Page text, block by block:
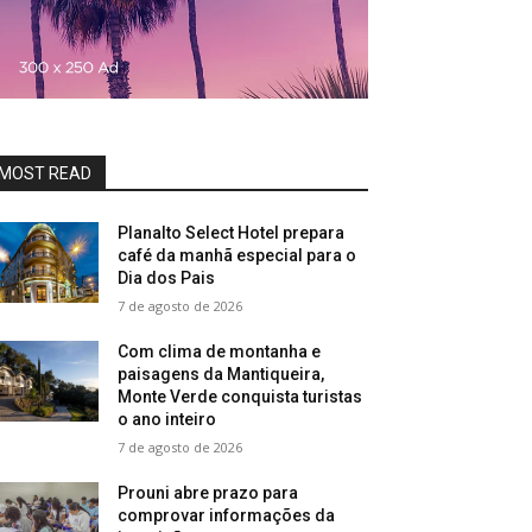
READ
Planalto Select Hotel prepara
café da manhã especial para o
Dia dos Pais
7 de agosto de 2026
Com clima de montanha e
paisagens da Mantiqueira,
Monte Verde conquista turistas
o ano inteiro
7 de agosto de 2026
Prouni abre prazo para
comprovar informações da